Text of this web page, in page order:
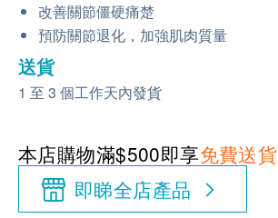
改善關節僵硬痛楚
預防關節退化，加強肌肉質量
送貨
1 至 3 個工作天內發貨
本店購物滿$500即享免費送貨
即睇全店產品